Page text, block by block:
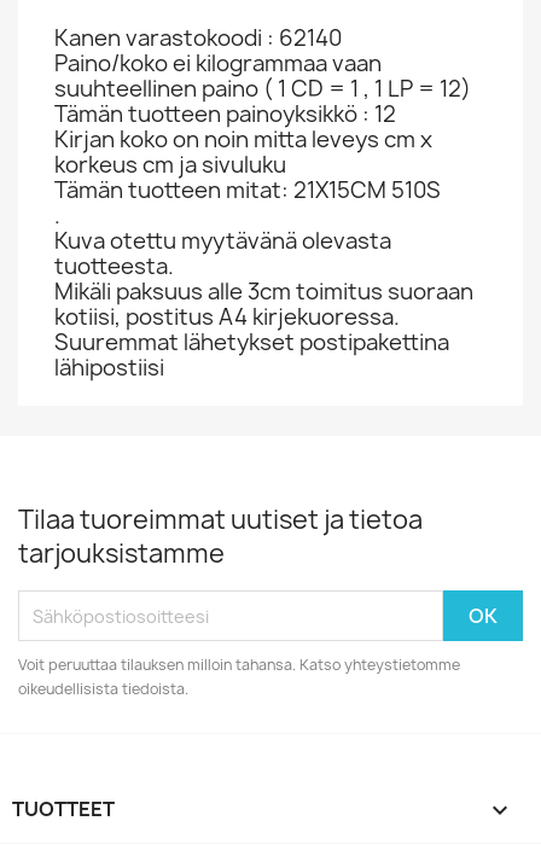
Kanen varastokoodi : 62140
Paino/koko ei kilogrammaa vaan
suuhteellinen paino ( 1 CD = 1 , 1 LP = 12)
Tämän tuotteen painoyksikkö : 12
Kirjan koko on noin mitta leveys cm x
korkeus cm ja sivuluku
Tämän tuotteen mitat: 21X15CM 510S
.
Kuva otettu myytävänä olevasta
tuotteesta.
Mikäli paksuus alle 3cm toimitus suoraan
kotiisi, postitus A4 kirjekuoressa.
Suuremmat lähetykset postipakettina
lähipostiisi
Tilaa tuoreimmat uutiset ja tietoa
tarjouksistamme
Voit peruuttaa tilauksen milloin tahansa. Katso yhteystietomme
oikeudellisista tiedoista.
TUOTTEET 